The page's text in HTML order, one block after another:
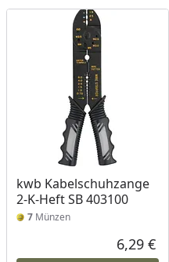
kwb Kabelschuhzange
2-K-Heft SB 403100
7 Münzen
6,29 €